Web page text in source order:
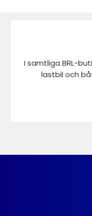
I samtliga BRL-
lastbil och